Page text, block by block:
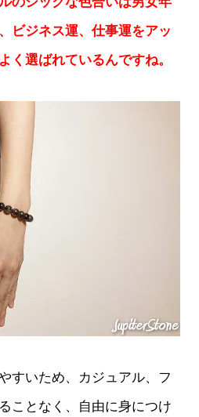
ビジネス運、仕事運をアッ
く選ばれているんですね。
すいため、カジュアル、フ
ことなく、自由に身につけ